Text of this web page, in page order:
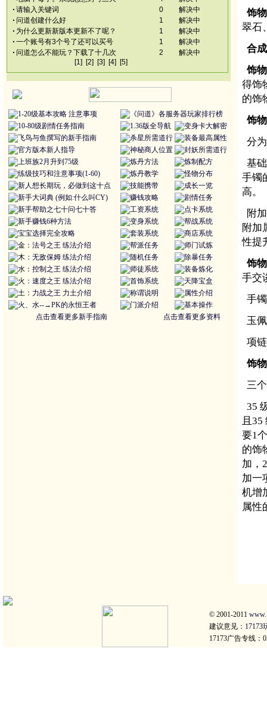
1-20级基本攻略 注意事项
10-80级剧情任务指南
飞鸟与鱼撰写的新手指南
官方版本新人指导
上班族2月升到75级
练级技巧和注意事项(1-60)
新人想长期玩，必做到这十点
新手大词典 (例如:什么叫CY)
新手帮助之七十问七十答
新手赚钱6种方法
宝宝选择完全攻略
金： 法号之王 练法介绍
木： 无敌保姆 练法介绍
水： 控制之王 练法介绍
火： 速度之王 练法介绍
土： 力战之王 力土介绍
火、水--→PK的永恒王者
点击查看更多新手指南
《问道》各服务器玩家排行榜
1.36版全导航
变身卡大解密
杀星所需道行
装备最高属性
神秘商人位置
封妖所需道行
炼丹方法
炼制配方
炼丹教学
怪物分布
技能携带
成长一览
赚钱攻略
剧情任务
工资系统
点卡系统
变身系统
帮战系统
套装系统
商店系统
帮派任务
师门试炼
随机任务
除暴任务
师徒系统
装备炼化
首饰系统
天降宝盒
称谓说明
属性介绍
门派介绍
基本操作
点击查看更多资料
饰
翠石
合
饰
得饰
的饰
饰
分
基
手镯
高。
附
附加
性提
饰
手交
手
玉
项
饰
三
35
且
要1
的饰
加，
加一
机增
属性
© 2001-2011
建议意见： 17173
17173广告专线：